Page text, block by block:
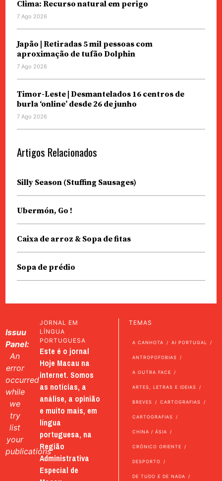
Clima: Recurso natural em perigo
7 Ago 2026
Japão | Retiradas 5 mil pessoas com
aproximação de tufão Dolphin
7 Ago 2026
Timor-Leste | Desmantelados 16 centros de
burla ‘online’ desde 26 de junho
7 Ago 2026
Artigos Relacionados
Silly Season (Stuffing Sausages)
Ubermón, Go !
Caixa de arroz & Sopa de fitas
Sopa de prédio
Issuu
Panel:
An
error
occurred
while
we
try
list
your
publications
JORNAL EM
LÍNGUA
PORTUGUESA
Este é o jornal
Hoje Macau na
internet. Somos
as notícias, a
análise, a opinião
e muito mais, em
língua
portuguesa, na
Região
Administrativa
Especial de
TEMAS
A CANHOTA AI PORTUGAL
ANTROPOFOBIAS
A OUTRA FACE
ARTES, LETRAS E IDEIAS
BREVES CARTOGRAFIAS
CARTOGRAFIAS
CHINA / ÁSIA
CRÓNICO ORIENTE
DESPORTO
DE TUDO E DE NADA